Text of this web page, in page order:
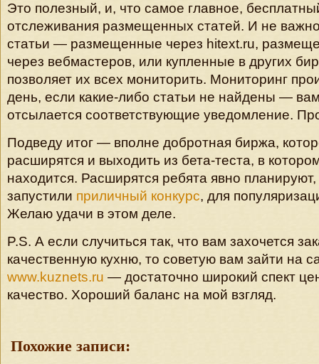
Это полезный, и, что самое главное,
отслеживания размещенных статей. И не важно
статьи — размещенные через hitext.ru,
через вебмастеров, или купленные в других
позволяет их всех мониторить. Мониторинг
день, если какие-либо статьи не найдены —
отсылается соответствующие уведомление.
Подведу итог — вполне добротная биржа,
расширятся и выходить из бета-теста, в
находится. Расширятся ребята явно
запустили приличный конкурс, для
Желаю удачи в этом деле.
P.S. А если случиться так, что вам захочется
качественную кухню, то советую вам зайти на
www.kuznets.ru — достаточно широкий спект
качество. Хороший баланс на мой взгляд.
Похожие записи: